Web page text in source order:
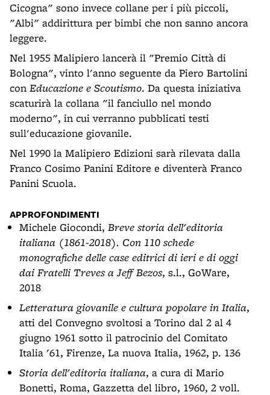
Cicogna" sono invece collane per i più piccoli,
"Albi" addirittura per bimbi che non sanno ancora
leggere.
Nel 1955 Malipiero lancerà il "Premio Città di
Bologna", vinto l'anno seguente da Piero Bartolini
con Educazione e Scoutismo. Da questa iniziativa
scaturirà la collana "il fanciullo nel mondo
moderno", in cui verranno pubblicati testi
sull'educazione giovanile.
Nel 1990 la Malipiero Edizioni sarà rilevata dalla
Franco Cosimo Panini Editore e diventerà Franco
Panini Scuola.
APPROFONDIMENTI
Michele Giocondi, Breve storia dell'editoria
italiana (1861-2018). Con 110 schede
monografiche delle case editrici di ieri e di oggi
dai Fratelli Treves a Jeff Bezos, s.l., GoWare,
2018
Letteratura giovanile e cultura popolare in Italia,
atti del Convegno svoltosi a Torino dal 2 al 4
giugno 1961 sotto il patrocinio del Comitato
Italia '61, Firenze, La nuova Italia, 1962, p. 136
Storia dell'editoria italiana, a cura di Mario
Bonetti, Roma, Gazzetta del libro, 1960, 2 voll.